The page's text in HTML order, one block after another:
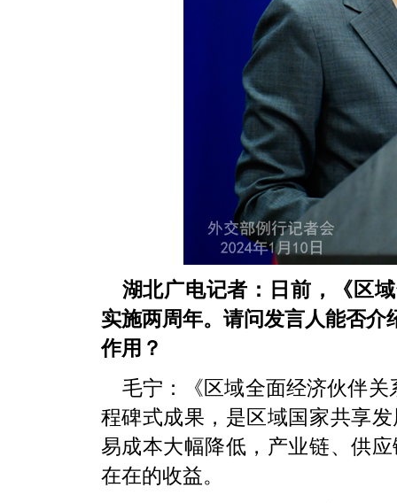
湖北广电记者：日前，《区
实施两周年。请问发言人能否
作用？
毛宁：《区域全面经济伙伴关
程碑式成果，是区域国家共享
易成本大幅降低，产业链、供
在在的收益。